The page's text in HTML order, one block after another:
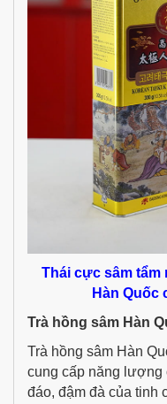
Thái cực sâm tẩm
Hàn Quốc
Trà hồng sâm Hàn
Trà hồng sâm Hàn
cung cấp năng
đáo, đậm đà của tinh